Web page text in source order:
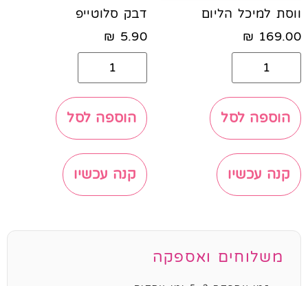
ווסת למיכל הליום
169.00
₪
הוספה לסל
קנה עכשיו
דבק סלוטייפ
5.90
₪
הוספה לסל
קנה עכשיו
משלוחים ואספקה